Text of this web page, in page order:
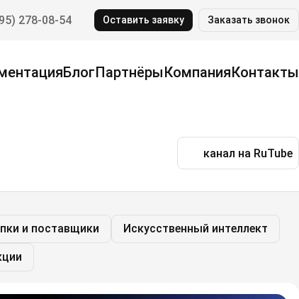
278-08-54 Оставить заявку Заказать звонок
БлогПартнёрыКомпанияКонтакты
канал на RuTube
и поставщики Искусственный интеллект